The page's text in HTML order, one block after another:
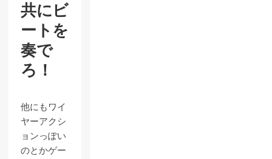
共にビ
ートを
奏で
ろ！
他にもワイ
ヤーアクシ
ョンっぽい
のとかゲー